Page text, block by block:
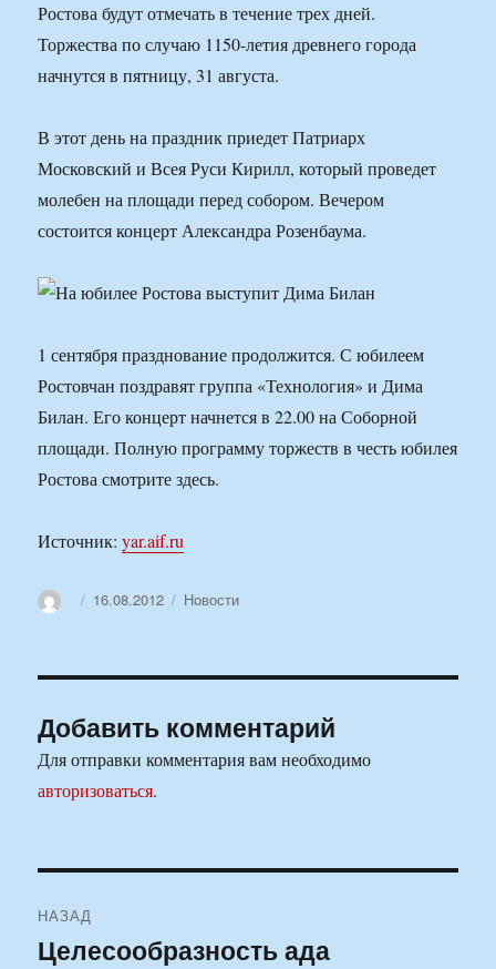
Ростова будут отмечать в течение трех дней.
Торжества по случаю 1150-летия древнего города
начнутся в пятницу, 31 августа.
В этот день на праздник приедет Патриарх
Московский и Всея Руси Кирилл, который проведет
молебен на площади перед собором. Вечером
состоится концерт Александра Розенбаума.
1 сентября празднование продолжится. С юбилеем
Ростовчан поздравят группа «Технология» и Дима
Билан. Его концерт начнется в 22.00 на Соборной
площади. Полную программу торжеств в честь юбилея
Ростова смотрите здесь.
Источник:yar.aif.ru
АвторОпубликовано
16.08.2012 Рубрики
Новости
Добавить комментарий
Для отправки комментария вам необходимо
авторизоваться.
по
НАЗАД
Предыдущая
Целесообразность ада